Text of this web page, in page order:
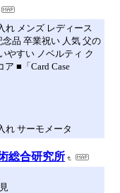
れ メンズ レディース
品 卒業祝い 人気 父の
やすい ノベルティ ク
■「Card Case
れ サーモメータ
総合研究所